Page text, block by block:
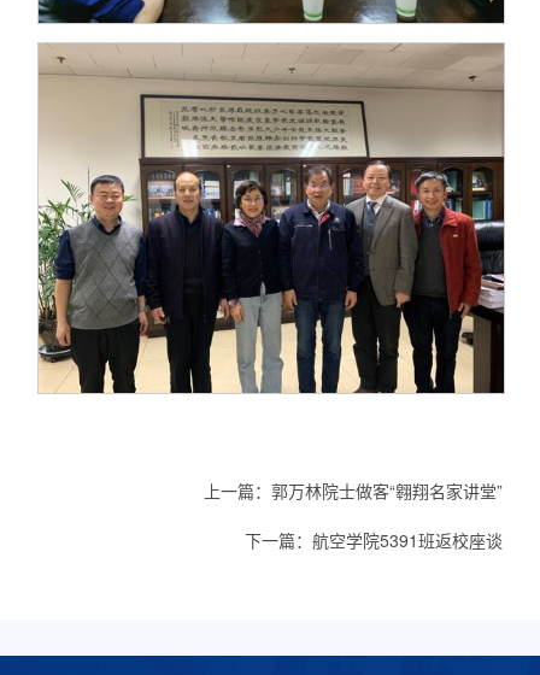
上一篇：郭万林院士做客“翱翔名家讲堂”
下一篇：航空学院5391班返校座谈​